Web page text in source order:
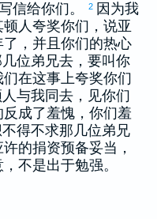
信给你们。 2 因为我
顿人夸奖你们，说亚
，并且你们的热心
位弟兄去，要叫你
在这事上夸奖你们
人与我同去，见你们
成了羞愧，你们羞
得不求那几位弟兄
的捐资预备妥当，
不是出于勉强。